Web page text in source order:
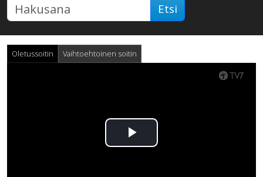
Etsi
Oletussoitin Vaihtoehtoinen soitin
Toista